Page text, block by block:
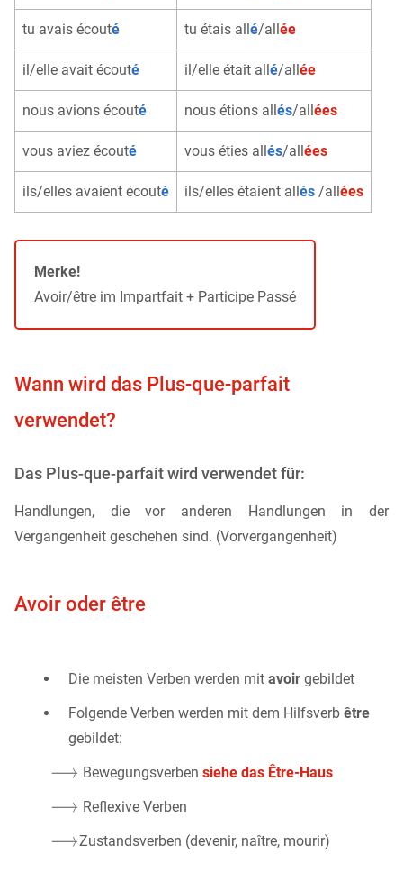
tu avais écouté tu étais all é/all ée
il/elle avait écouté il/elle était all é/all ée
nous avions écouté nous étions all és/all ées
vous aviez écouté vous éties all és/all ées
ils/elles avaient écouté ils/elles étaient all és /all ées
Merke!
Avoir/être im Impartfait + Participe Passé
Wann wird das Plus-que-parfait
verwendet?
Das Plus-que-parfait wird verwendet für:
Handlungen, die vor anderen Handlungen in der
Vergangenheit geschehen sind. (Vorvergangenheit)
Avoir oder être
Die meisten Verben werden mit avoir gebildet
Folgende Verben werden mit dem Hilfsverb être
gebildet:
Bewegungsverbensiehe das Être-Haus
Reflexive Verben
Zustandsverben (devenir, naître, mourir)